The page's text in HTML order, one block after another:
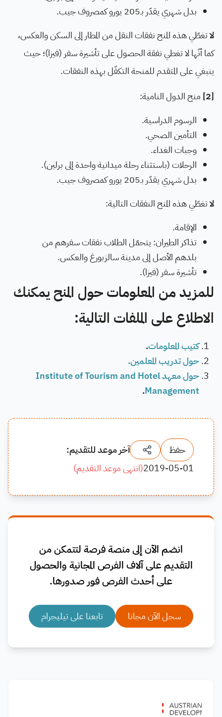
بدل شهري يقدّر بـ205 يورو كمصروف جيب.
لاتغطّي هذه المنح نفقات النقل من المطار إلى السكن والعكس،
كما أنّها لا تغطي نفقة الحصول على تأشيرة سفر (فيزا)؛ حيث
ينبغي على المتقدم للمنحة التكفّل بهذه النفقات.
[2]
منح الدول النامية:
الرسوم الدراسية.
التأمين الصحي.
وجبات الغداء.
الرحلات (باستثناء رحلة ميدانية واحدة إلى برلين).
بدل شهري يقدّر بـ205 يورو كمصروف جيب.
لاتغطّي هذه المنح النفقات التالية:
الإقامة.
تذاكر الطيران: يتحمّل الطلاب نفقات سفرهم من
بلدهم الأصل إلى مدينة سالزبورغ والعكس.
تأشيرة سفر (فيزا).
للمزيد من المعلومات حول المنح يمكنك
الاطلاع على الملفات التالية:
كتيب المعلومات.
حول تدريب المعلمين.
حول معهد Institute of Tourism and Hotel
Management
.
حفظ
آخر موعد للتقديم:
2019-05-01
(انتهى موعد التقديم)
انضم الآن إلى منصة فرصة لتتمكن من
التقديم على آلاف الفرص المجانية والحصول
على أحدث الفرص فور صدورها.
سجل الآن مجانا تابعنا على تيليجرام